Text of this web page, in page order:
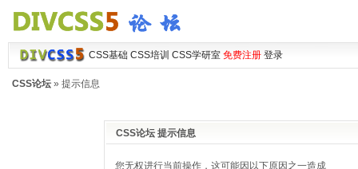
CSS基础 CSS培训 CSS学研室 免费注册 登录
CSS论坛» 提示信息
CSS论坛 提示信息
您无权进行当前操作，这可能因以下原因之一造成